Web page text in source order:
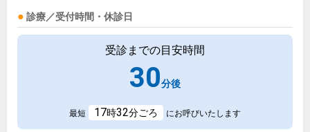
診療／受付時間・休診日
受診までの目安時間
30分後
最短 17時32分ごろ にお呼びいたします